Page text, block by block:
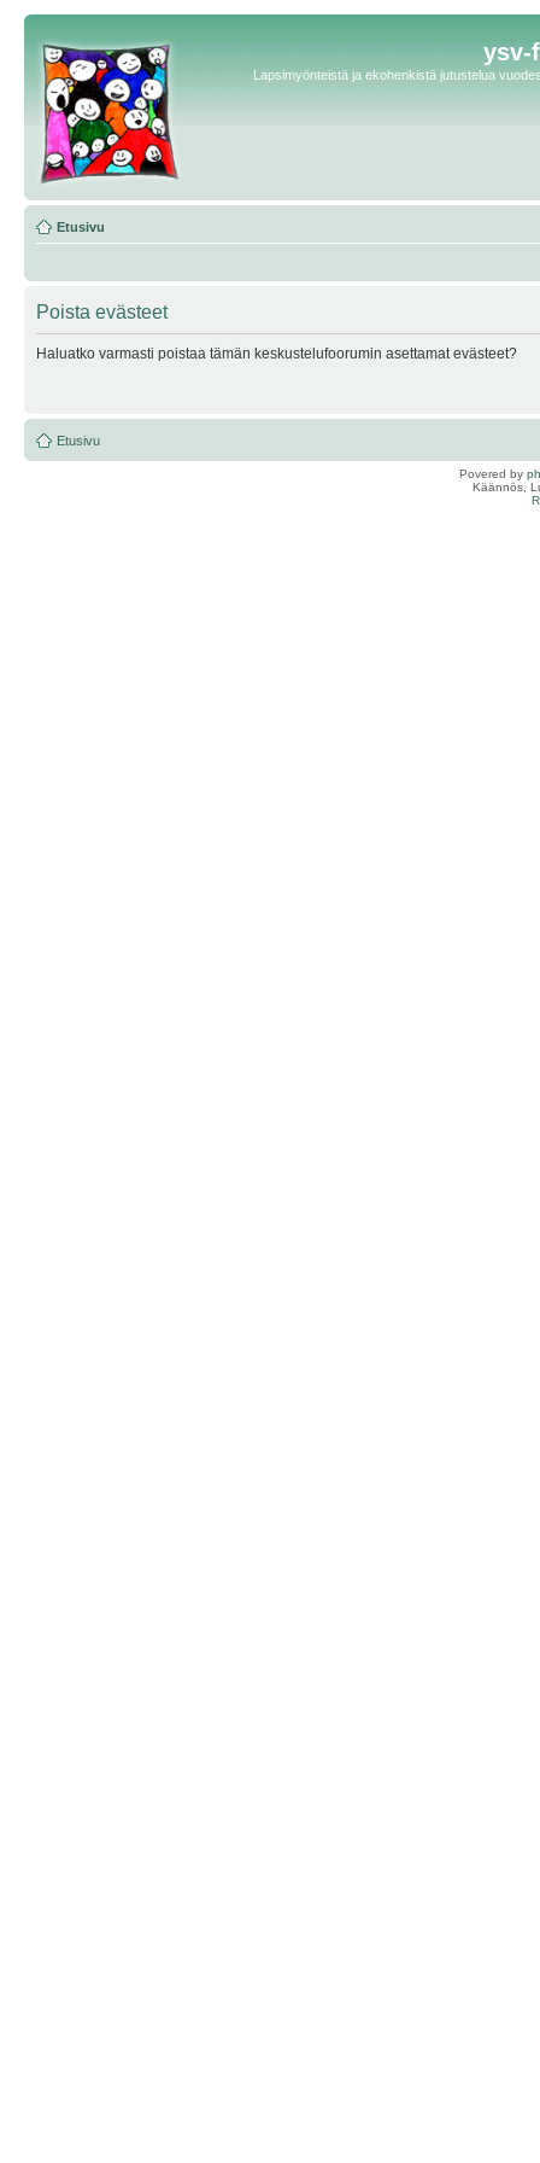
ysv-
Lapsimyönteistä ja ekohenkistä jutustelua
Etusivu
Poista evästeet
Haluatko varmasti poistaa tämän keskustelufoorumin asettamat evästeet?
Etusivu
Povered by
Käännös,